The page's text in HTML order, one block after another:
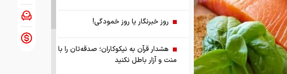
روز خبرنگار یا روز خمودگی!
هشدار قرآن به نیکوکاران؛ صدقه‌تان را با
منت و آزار باطل نکنید